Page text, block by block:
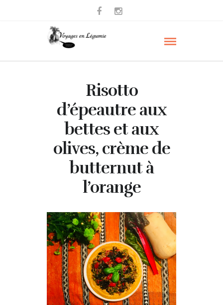
Risotto
d’épeautre aux
bettes et aux
olives, crème de
butternut à
l’orange